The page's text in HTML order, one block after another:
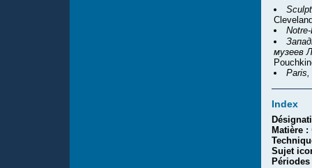
музеев
Paris,
Index
Matière :
Sujet